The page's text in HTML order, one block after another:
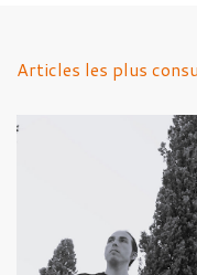
Articles les plus